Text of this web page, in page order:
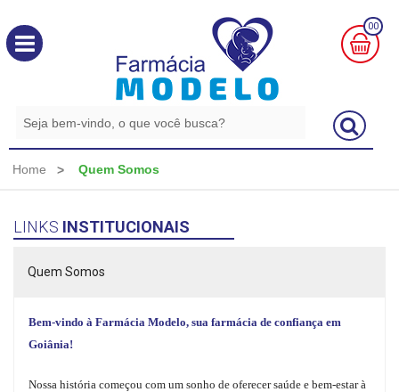
00
0,00
Home Quem Somos
LINKS INSTITUCIONAIS
Quem Somos
Bem-vindo à Farmácia Modelo, sua farmácia de confiança em
Goiânia!
Nossa história começou com um sonho de oferecer saúde e bem-estar à